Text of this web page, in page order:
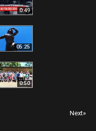
0:49
05:25
0:50
Next»